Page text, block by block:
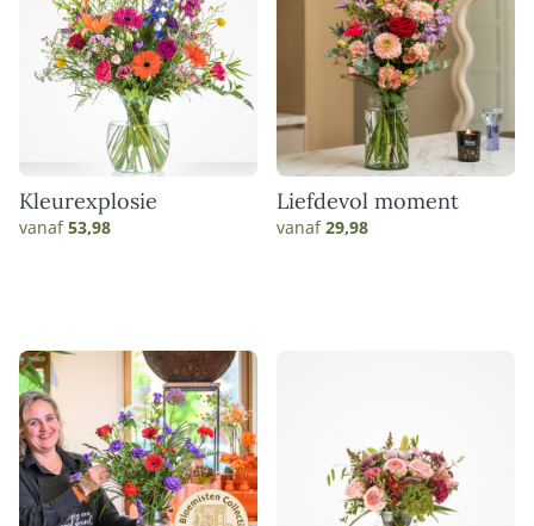
Kleurexplosie
vanaf53,98
Liefdevol moment
vanaf29,98